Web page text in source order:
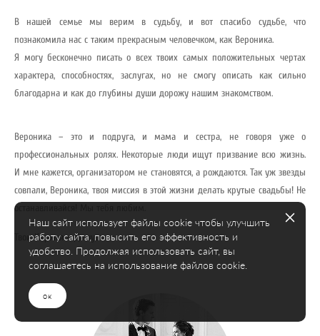
В нашей семье мы верим в судьбу, и вот спасибо судьбе, что
познакомила нас с таким прекрасным человечком, как Вероника.
Я могу бесконечно писать о всех твоих самых положительных чертах
характера, способностях, заслугах, но не смогу описать как сильно
благодарна и как до глубины души дорожу нашим знакомством.
Вероника – это и подруга, и мама и сестра, не говоря уже о
профессиональных ролях. Некоторые люди ищут призвание всю жизнь.
И мне кажется, организатором не становятся, а рождаются. Так уж звезды
совпали, Вероника, твоя миссия в этой жизни делать крутые свадьбы! Не
останавливайся! Мы тебя любим.
Твои Кирюся и Дашуся
Наш сайт использует файлы cookie чтобы улучшить
работу сайта, повысить его эффективность и
удобство. Продолжая использовать сайт, вы
соглашаетесь на использование файлов cookie.
ок